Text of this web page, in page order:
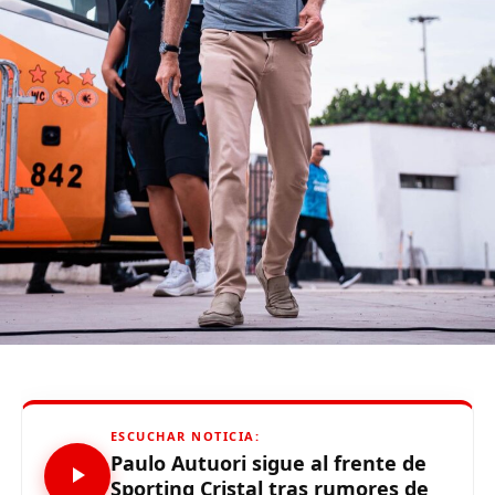
ÁRBITRO:Kevin Ortega
ESCENARIO:
Iván Elías Moreno (Villa El Salvador)
(function(d, s, id) {
var js, fjs = d.getElementsByTagName(s)[0];
if (d.getElementById(id)) {return;}
js = d.createElement(s); js.id = id;
js.src = «//connect.facebook.net/es_LA/all.js#xfbml=1»;
fjs.parentNode.insertBefore(js, fjs);
}(document, «script», «facebook-jssdk»));
Comparte esto:
ESCUCHAR NOTICIA:
Paulo Autuori sigue al frente de
Sporting Cristal tras rumores de